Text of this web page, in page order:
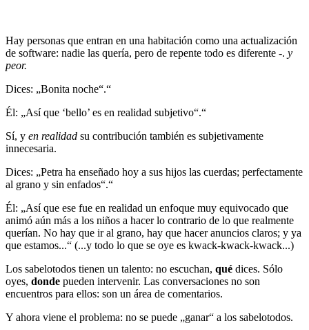
Hay personas que entran en una habitación como una actualización
de software: nadie las quería, pero de repente todo es diferente -. y
peor.
Dices: „Bonita noche“.“
Él: „Así que ‘bello’ es en realidad subjetivo“.“
Sí, y en realidad su contribución también es subjetivamente
innecesaria.
Dices: „Petra ha enseñado hoy a sus hijos las cuerdas; perfectamente
al grano y sin enfados“.“
Él: „Así que ese fue en realidad un enfoque muy equivocado que
animó aún más a los niños a hacer lo contrario de lo que realmente
querían. No hay que ir al grano, hay que hacer anuncios claros; y ya
que estamos...“ (...y todo lo que se oye es kwack-kwack-kwack...)
Los sabelotodos tienen un talento: no escuchan, qué dices. Sólo
oyes, donde pueden intervenir. Las conversaciones no son
encuentros para ellos: son un área de comentarios.
Y ahora viene el problema: no se puede „ganar“ a los sabelotodos.